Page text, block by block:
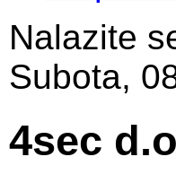
Nalazite
Subota,
4sec